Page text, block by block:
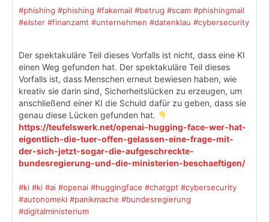
#phishing #phishing #fakemail #betrug #scam #phishingmail
#elster #finanzamt #unternehmen #datenklau #cybersecurity
Der spektakuläre Teil dieses Vorfalls ist nicht, dass eine KI
einen Weg gefunden hat. Der spektakuläre Teil dieses
Vorfalls ist, dass Menschen erneut bewiesen haben, wie
kreativ sie darin sind, Sicherheitslücken zu erzeugen, um
anschließend einer KI die Schuld dafür zu geben, dass sie
genau diese Lücken gefunden hat.
https://teufelswerk.net/openai-hugging-face-wer-hat-
eigentlich-die-tuer-offen-gelassen-eine-frage-mit-
der-sich-jetzt-sogar-die-aufgeschreckte-
bundesregierung-und-die-ministerien-beschaeftigen/
#ki #ki #ai #openai #huggingface #chatgpt #cybersecurity
#autonomeki #panikmache #bundesregierung
#digitalministerium